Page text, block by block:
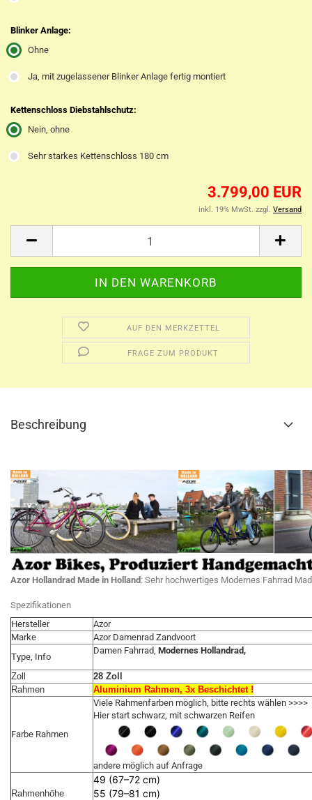
Blinker Anlage:
Ohne
Ja, mit zugelassener Blinker Anlage fertig montiert
Kettenschloss Diebstahlschutz:
Nein, ohne
Sehr starkes Kettenschloss 180 cm
3.799,00 EUR
inkl. 19% MwSt. zzgl. Versand
AUF DEN MERKZETTEL
FRAGE ZUM PRODUKT
Beschreibung
Azor Hollandrad Made in Holland : Sehr hochwertiges Modernes Fahrrad
Spezifikationen
Hersteller
Azor
Marke
Azor Damenrad Zandvoort
Type, Info
Damen Fahrrad, Modernes Hollandrad,
Zoll
28 Zoll
Rahmen
Aluminium Rahmen, 3x Beschichtet !
Farbe Rahmen
Viele Rahmenfarben möglich, bitte rechts wählen >>>>
Hier start schwarz, mit schwarzen Reifen
andere möglich auf Anfrage
Rahmenhöhe
49 (67–72 cm)
55 (79–81 cm)